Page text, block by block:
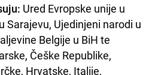
Ured Evropske unije u
Sarajevu, Ujedinjeni narodi u
Belgije u BiH te
Češke Republike,
Hrvatske, Italije,